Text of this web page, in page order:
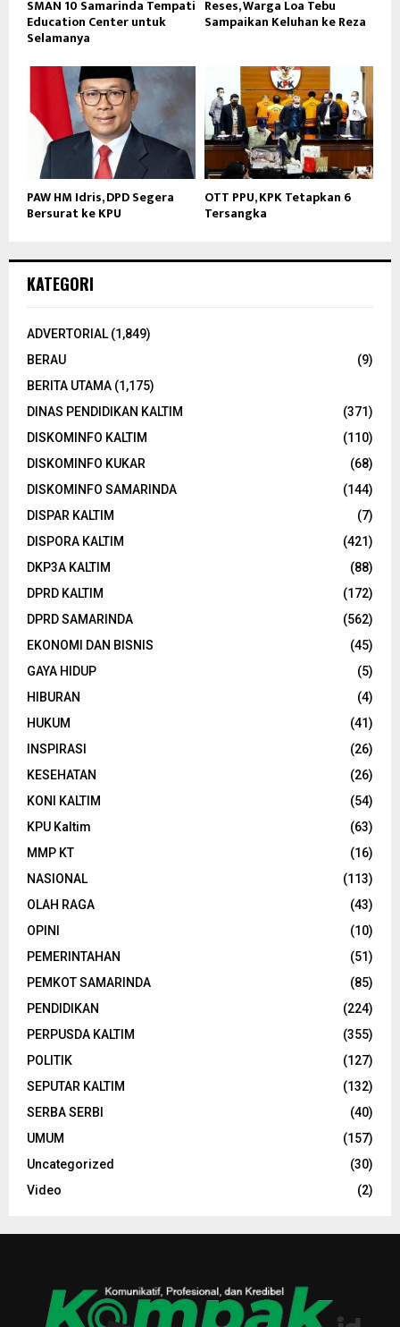
SMAN 10 Samarinda Tempati
Education Center untuk
Selamanya
Reses, Warga Loa Tebu
Sampaikan Keluhan ke Reza
PAW HM Idris, DPD Segera
Bersurat ke KPU
OTT PPU, KPK Tetapkan 6
Tersangka
KATEGORI
ADVERTORIAL(1,849)
BERAU
(9)
BERITA UTAMA (1,175)
DINAS PENDIDIKAN KALTIM
(371)
DISKOMINFO KALTIM
(110)
DISKOMINFO KUKAR
(68)
DISKOMINFO SAMARINDA
(144)
DISPAR KALTIM
(7)
DISPORA KALTIM
(421)
DKP3A KALTIM
(88)
DPRD KALTIM
(172)
DPRD SAMARINDA
(562)
EKONOMI DAN BISNIS
(45)
GAYA HIDUP
(5)
HIBURAN
(4)
HUKUM
(41)
INSPIRASI
(26)
KESEHATAN
(26)
KONI KALTIM
(54)
KPU Kaltim
(63)
MMP KT
(16)
NASIONAL
(113)
OLAH RAGA
(43)
OPINI
(10)
PEMERINTAHAN
(51)
PEMKOT SAMARINDA
(85)
PENDIDIKAN
(224)
PERPUSDA KALTIM
(355)
POLITIK
(127)
SEPUTAR KALTIM
(132)
SERBA SERBI
(40)
UMUM
(157)
Uncategorized
(30)
Video
(2)